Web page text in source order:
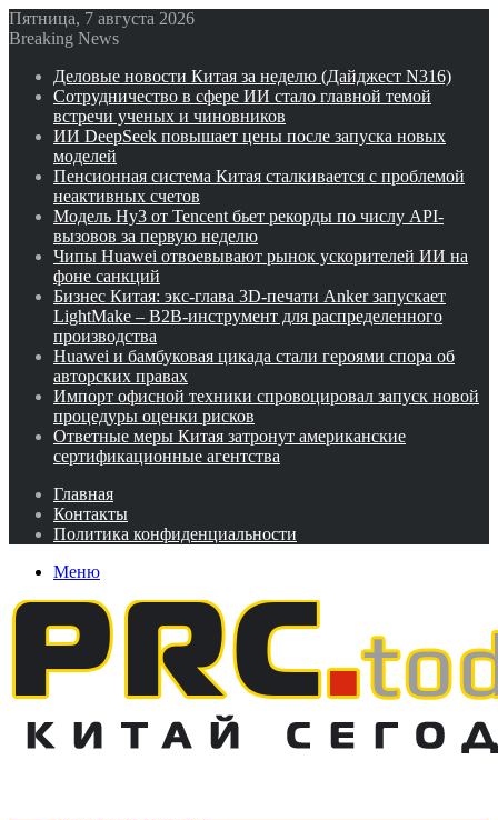
Пятница, 7 августа 2026
Breaking News
Деловые новости Китая за неделю (Дайджест N316)
Сотрудничество в сфере ИИ стало главной темой
встречи ученых и чиновников
ИИ DeepSeek повышает цены после запуска новых
моделей
Пенсионная система Китая сталкивается с проблемой
неактивных счетов
Модель Hy3 от Tencent бьет рекорды по числу API-
вызовов за первую неделю
Чипы Huawei отвоевывают рынок ускорителей ИИ на
фоне санкций
Бизнес Китая: экс-глава 3D-печати Anker запускает
LightMake – B2B-инструмент для распределенного
производства
Huawei и бамбуковая цикада стали героями спора об
авторских правах
Импорт офисной техники спровоцировал запуск новой
процедуры оценки рисков
Ответные меры Китая затронут американские
сертификационные агентства
Главная
Контакты
Политика конфиденциальности
Меню